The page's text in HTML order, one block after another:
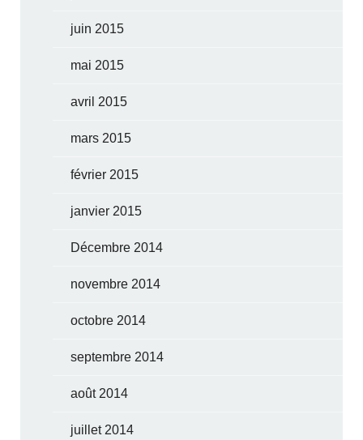
juin 2015
mai 2015
avril 2015
mars 2015
février 2015
janvier 2015
Décembre 2014
novembre 2014
octobre 2014
septembre 2014
août 2014
juillet 2014